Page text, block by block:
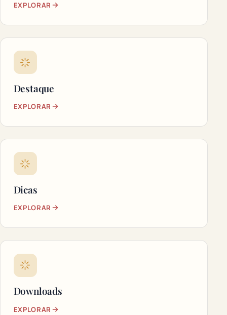
EXPLORAR
Destaque
EXPLORAR
Dicas
EXPLORAR
Downloads
EXPLORAR